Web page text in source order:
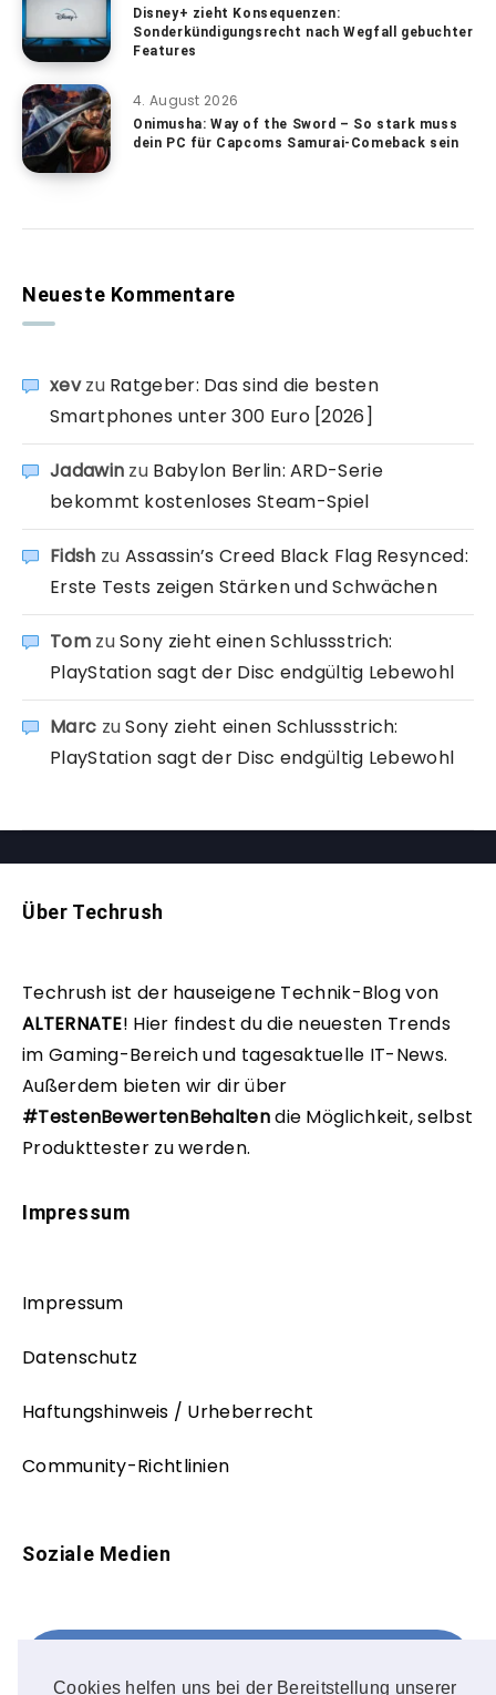
Cookies helfen uns bei der Bereitstellung unserer
Disney+ zieht Konsequenzen:
Sonderkündigungsrecht nach Wegfall gebuchter
Features
4. August 2026
Onimusha: Way of the Sword – So stark muss
dein PC für Capcoms Samurai-Comeback sein
Neueste Kommentare
xevzu Ratgeber: Das sind die besten
Smartphones unter 300 Euro [2026]
Jadawin zu Babylon Berlin: ARD-Serie
bekommt kostenloses Steam-Spiel
Fidsh zu Assassin’s Creed Black Flag Resynced:
Erste Tests zeigen Stärken und Schwächen
TomzuSony zieht einen Schlussstrich:
PlayStation sagt der Disc endgültig Lebewohl
Marc zuSony zieht einen Schlussstrich:
PlayStation sagt der Disc endgültig Lebewohl
Über Techrush
Techrush ist der hauseigene Technik-Blog von
ALTERNATE! Hier findest du die neuesten Trends
im Gaming-Bereich und tagesaktuelle IT-News.
Außerdem bieten wir dir über
#TestenBewertenBehaltendie Möglichkeit, selbst
Produkttester zu werden.
Impressum
Impressum
Datenschutz
Haftungshinweis / Urheberrecht
Community-Richtlinien
Soziale Medien
FOLLOW ME!